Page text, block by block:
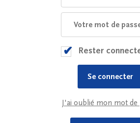
Rester
J'ai oublié mon mot de